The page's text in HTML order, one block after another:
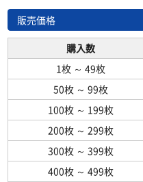
販売価格
購入数
1枚 ～ 49枚
50枚 ～ 99枚
100枚 ～ 199枚
200枚 ～ 299枚
300枚 ～ 399枚
400枚 ～ 499枚